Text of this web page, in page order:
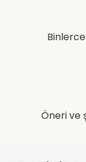
Öneri ve